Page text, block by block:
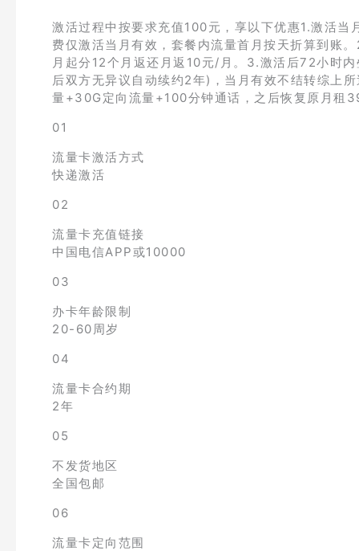
激活过程中按要求充值100元，享以下优惠1.激活
费仅激活当月有效，套餐内流量首月按天折算到账
月起分12个月返还月返10元/月。3.激活后72小时
后双方无异议自动续约2年)，当月有效不结转综上
量+30G定向流量+100分钟通话，之后恢复原月租
01
流量卡激活方式
快递激活
02
流量卡充值链接
中国电信APP或10000
03
办卡年龄限制
20-60周岁
04
流量卡合约期
2年
05
不发货地区
全国包邮
06
流量卡定向范围